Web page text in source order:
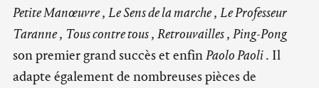
Petite Manœuvre, Le Sens de la marche, Le Professeur
Taranne, Tous contre tous, Retrouvailles, Ping-Pong
son premier grand succès et enfin Paolo Paoli. Il
adapte également de nombreuses pièces de